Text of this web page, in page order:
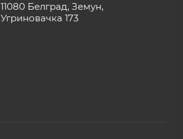
11080 Белград, Земун,
Угриновачка 173